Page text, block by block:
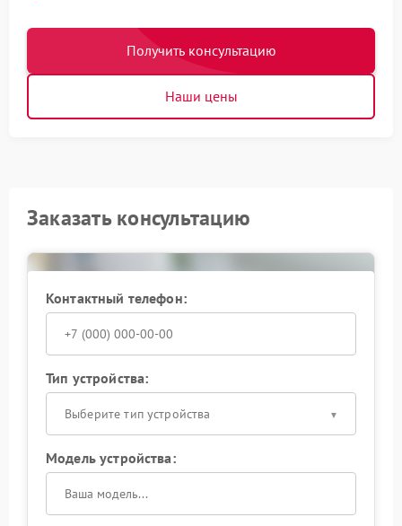
Получить консультацию
Наши цены
Заказать консультацию
Контактный телефон:
Тип устройства:
Выберите тип устройства
Модель устройства: